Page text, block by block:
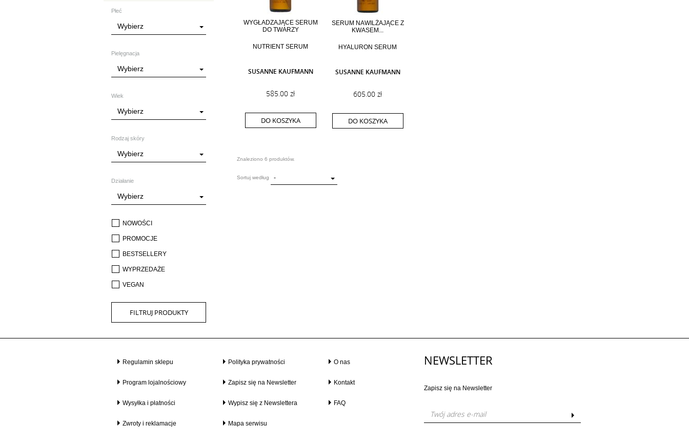
Płeć
Wybierz
Pielęgnacja
Wybierz
Wiek
Wybierz
Rodzaj skóry
Wybierz
Działanie
Wybierz
NOWOŚCI
PROMOCJE
BESTSELLERY
WYPRZEDAŻE
VEGAN
FILTRUJ PRODUKTY
WYGŁADZAJĄCE SERUM
DO TWARZY
NUTRIENT SERUM
SUSANNE KAUFMANN
585.00 zł
DO KOSZYKA
SERUM NAWILŻAJĄCE Z
KWASEM...
HYALURON SERUM
SUSANNE KAUFMANN
605.00 zł
DO KOSZYKA
Znaleziono 6 produktów.
Sortuj według -
Regulamin sklepu
Program lojalnościowy
Wysyłka i płatności
Zwroty i reklamacje
Polityka prywatności
Zapisz się na Newsletter
Wypisz się z Newslettera
Mapa serwisu
O nas
Kontakt
FAQ
NEWSLETTER
Zapisz się na Newsletter